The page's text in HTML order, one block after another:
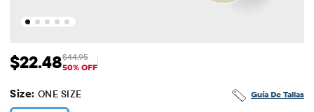
Precio de venta: $22.48
$22.48 Precio original: $44.95
$44.95
50% OFF
Guía De Tallas
Size: ONE SIZE